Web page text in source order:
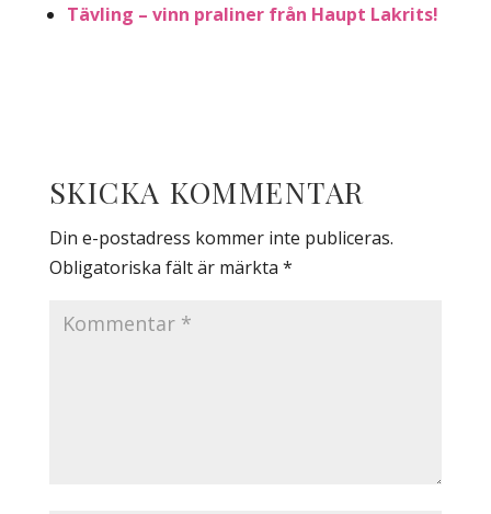
Tävling – vinn praliner från Haupt Lakrits!
SKICKA KOMMENTAR
Din e-postadress kommer inte publiceras.
Obligatoriska fält är märkta *